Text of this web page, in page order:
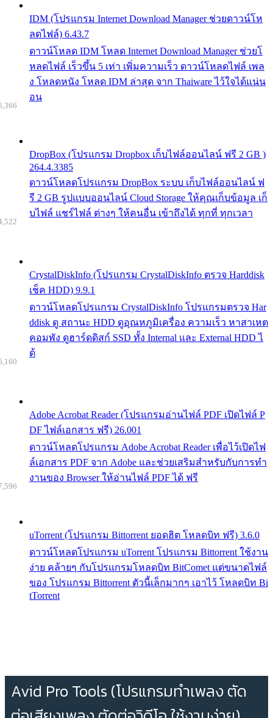
IDM (โปรแกรม Internet Download Manager ช่วยดาวน์โห
ลดไฟล์) 6.43.7
ดาวน์โหลด IDM โหลด Internet Download Manager ช่วยโ
หลดไฟล์ เร็วขึ้น 5 เท่า เพิ่มความเร็ว ดาวน์โหลดไฟล์ เพล
ง โหลดหนัง โหลด IDM ล่าสุด จาก Thaiware ไว้ใจได้แน่น
อน
DropBox (โปรแกรม Dropbox เก็บไฟล์ออนไลน์ ฟรี 2 GB )
264.4.3385
ดาวน์โหลดโปรแกรม DropBox ระบบ เก็บไฟล์ออนไลน์ ฟ
รี 2 GB รูปแบบออนไลน์ Cloud Storage ให้คุณเก็บข้อมูล เก็
บไฟล์ แชร์ไฟล์ ต่างๆ ให้คนอื่น เข้าถึงได้ ทุกที่ ทุกเวลา
CrystalDiskInfo (โปรแกรม CrystalDiskInfo ตรวจ Harddisk
เช็ค HDD) 9.9.1
ดาวน์โหลดโปรแกรม CrystalDiskInfo โปรแกรมตรวจ Har
ddisk ดู สถานะ HDD ดูอุณหภูมิเครื่อง ความเร็ว หาสาเหต
คอมพัง ดูฮาร์ดดิสก์ SSD ทั้ง Internal และ External HDD ไ
ด้
Adobe Acrobat Reader (โปรแกรมอ่านไฟล์ PDF เปิดไฟล์ P
DF ไฟล์เอกสาร ฟรี) 26.001
ดาวน์โหลดโปรแกรม Adobe Acrobat Reader เพื่อไว้เปิดไฟ
ล์เอกสาร PDF จาก Adobe และช่วยเสริมสำหรับกับการทำ
งานของ Browser ให้อ่านไฟล์ PDF ได้ ฟรี
uTorrent (โปรแกรม Bittorrent ยอดฮิต โหลดบิท ฟรี) 3.6.0
ดาวน์โหลดโปรแกรม uTorrent โปรแกรม Bittorrent ใช้งาน
ง่าย คล้ายๆ กับโปรแกรมโหลดบิท BitComet แต่ขนาดไฟล์
ของ โปรแกรม Bittorrent ตัวนี้เล็กมากๆ เอาไว้ โหลดบิท Bi
tTorrent
Avid Pro Tools (โปรแกรมทำเพลง ตัด